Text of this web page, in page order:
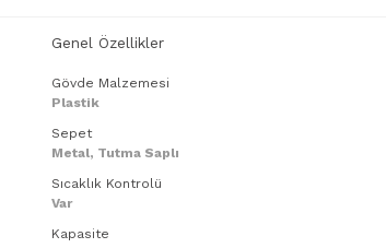
Genel Özellikler
Gövde Malzemesi
Plastik
Sepet
Metal, Tutma Saplı
Sıcaklık Kontrolü
Var
Kapasite